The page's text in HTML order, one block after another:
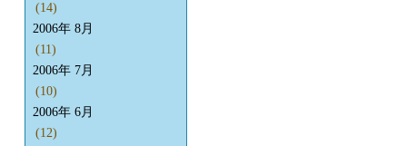
(14)
2006年 8月
(11)
2006年 7月
(10)
2006年 6月
(12)